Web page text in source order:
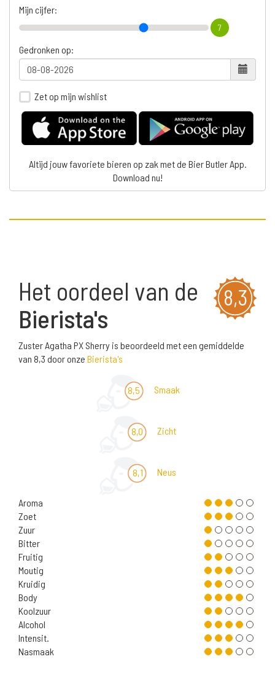
Mijn cijfer:
7
Gedronken op:
Zet op mijn wishlist
Altijd jouw favoriete bieren op zak met de Bier Butler App.
Download nu!
8,3
Het oordeel van de
Bierista's
Zuster Agatha PX Sherry is beoordeeld met een gemiddelde
van 8,3 door onze Bierista's
8,5 Smaak
8,0 Zicht
8,1 Neus
Aroma
Zoet
Zuur
Bitter
Fruitig
Moutig
Kruidig
Body
Koolzuur
Alcohol
Intensit.
Nasmaak